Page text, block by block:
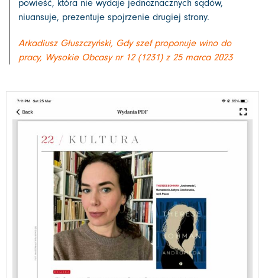
powieść, która nie wydaje jednoznacznych sądów,
niuansuje, prezentuje spojrzenie drugiej strony.
Arkadiusz Głuszczyński, Gdy szef proponuje wino do
pracy, Wysokie Obcasy nr 12 (1231) z 25 marca 2023